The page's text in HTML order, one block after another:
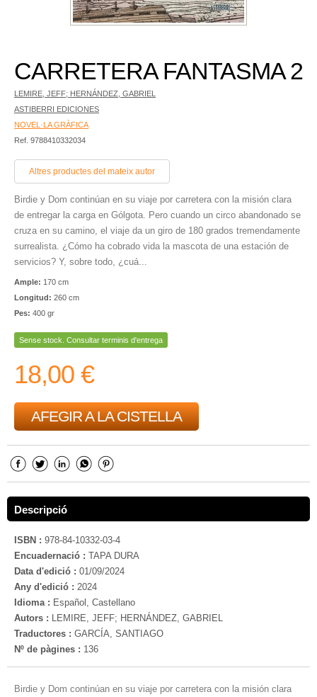
CARRETERA FANTASMA 2
LEMIRE, JEFF; HERNÁNDEZ, GABRIEL
ASTIBERRI EDICIONES
NOVEL·LA GRÀFICA
Ref. 9788410332034
Altres productes del mateix autor
Birdie y Dom continúan en su viaje por carretera con la misión clara
de entregar la carga en Gólgota. Pero cuando un circo abandonado se
cruza en su camino, el viaje da un giro de 180 grados tremendamente
surrealista. ¿Cómo ha cobrado vida la mascota de una estación de
servicios? Y, sobre todo, ¿cuá...
Ample: 170 cm
Longitud: 260 cm
Pes: 400 gr
Sense stock. Consultar terminis d'entrega
18,00 €
AFEGIR A LA CISTELLA
Descripció
ISBN : 978-84-10332-03-4
Encuadernació : TAPA DURA
Data d'edició : 01/09/2024
Any d'edició : 2024
Idioma : Español, Castellano
Autors : LEMIRE, JEFF; HERNÁNDEZ, GABRIEL
Traductores : GARCÍA, SANTIAGO
Nº de pàgines : 136
Birdie y Dom continúan en su viaje por carretera con la misión clara